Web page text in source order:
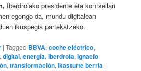
Iberdrolako presidente eta kontseilari
egongo da, mundu digitalean
ikuspegia partekatzeko.
|Tagged BBVA,coche eléctrico,
,digital,energía,Iberdrola,Ignacio
,transformación,ikasturte berria |